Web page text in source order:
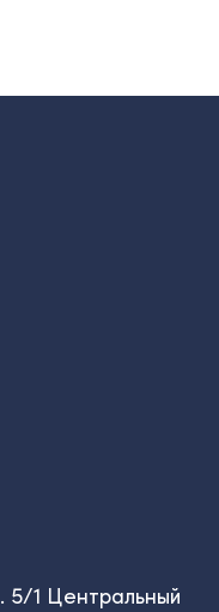
5/1 Центральный